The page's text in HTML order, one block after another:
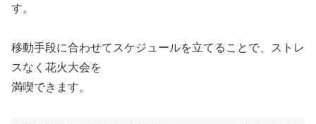
す。
移動手段に合わせてスケジュールを立てることで、ストレ
スなく花火大会を
満喫できます。